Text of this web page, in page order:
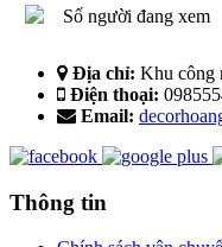
Số người đang xem
Địa chỉ: Khu công
Điện thoại:
Email:
Thông tin